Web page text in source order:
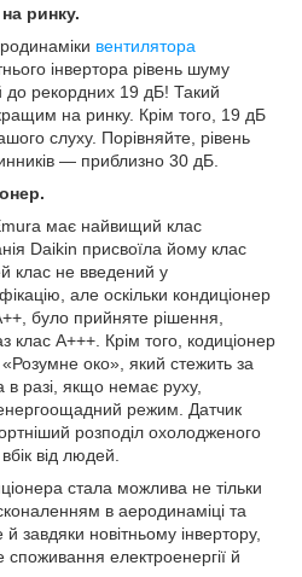
ринку.
вентилятора
інвертора рівень шуму
до рекордних 19 дБ! Такий
на ринку. Крім того, 19 дБ
слуху. Порівняйте, рівень
— приблизно 30 дБ.
має найвищий клас
Daikin присвоїла йому клас
клас не введений у
але оскільки кондиціонер
було прийняте рішення,
клас А+++. Крім того, кодиціонер
око», який стежить за
в разі, якщо немає руху,
режим. Датчик
розподіл охолодженого
від людей.
стала можлива не тільки
в аеродинаміці та
завдяки новітньому інвертору,
споживання електроенергії й